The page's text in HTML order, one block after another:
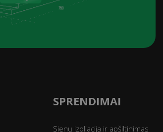
SPRENDIMAI
Sienų izoliacija ir apšiltinimas